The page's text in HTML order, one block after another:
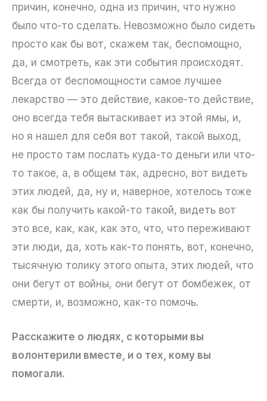
причин, конечно, одна из причин, что нужно
было что-то сделать. Невозможно было сидеть
просто как бы вот, скажем так, беспомощно,
да, и смотреть, как эти события происходят.
Всегда от беспомощности самое лучшее
лекарство — это действие, какое-то действие,
оно всегда тебя вытаскивает из этой ямы, и,
но я нашел для себя вот такой, такой выход,
не просто там послать куда-то деньги или что-
то такое, а, в общем так, адресно, вот видеть
этих людей, да, ну и, наверное, хотелось тоже
как бы получить какой-то такой, видеть вот
это все, как, как, как это, что, что переживают
эти люди, да, хоть как-то понять, вот, конечно,
тысячную толику этого опыта, этих людей, что
они бегут от войны, они бегут от бомбежек, от
смерти, и, возможно, как-то помочь.
Расскажите о людях, с которыми вы
волонтерили вместе, и о тех, кому вы
помогали.